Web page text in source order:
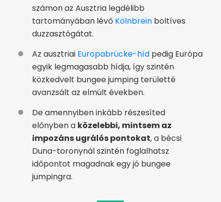
számon az Ausztria legdélibb
tartományában lévő Kölnbrein boltíves
duzzasztógátat.
Az ausztriai Europabrücke-híd pedig Európa
egyik legmagasabb hídja, így szintén
közkedvelt bungee jumping területté
avanzsált az elmúlt években.
De amennyiben inkább részesíted
előnyben a közelebbi, mintsem az
impozáns ugrálós pontokat, a bécsi
Duna-toronynál szintén foglalhatsz
időpontot magadnak egy jó bungee
jumpingra.